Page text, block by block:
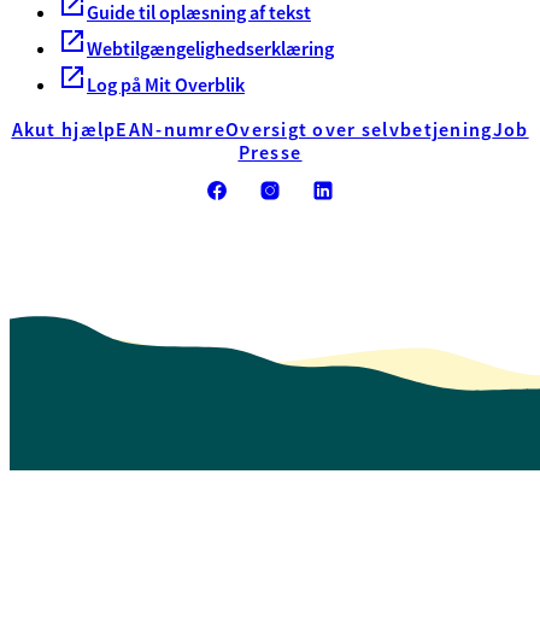
Guide til oplæsning af tekst
Webtilgængelighedserklæring
Log på Mit Overblik
Akut hjælpEAN-numreOversigt over selvbetjeningJob
Presse